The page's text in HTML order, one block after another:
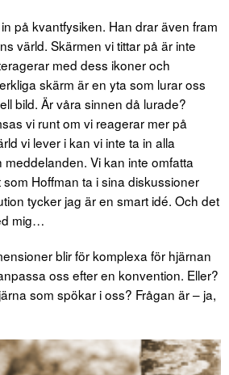
på kvantfysiken. Han drar även fram
värld. Skärmen vi tittar på är inte
med dess ikoner och
skärm är en yta som lurar oss
bild. Är våra sinnen då lurade?
vi runt om vi reagerar mer på
vi lever i kan vi inte ta in alla
Vi kan inte omfatta
Hoffman ta i sina diskussioner
tycker jag är en smart idé. Och det
mig…
blir för komplexa för hjärnan
oss efter en konvention. Eller?
som spökar i oss? Frågan är – ja,